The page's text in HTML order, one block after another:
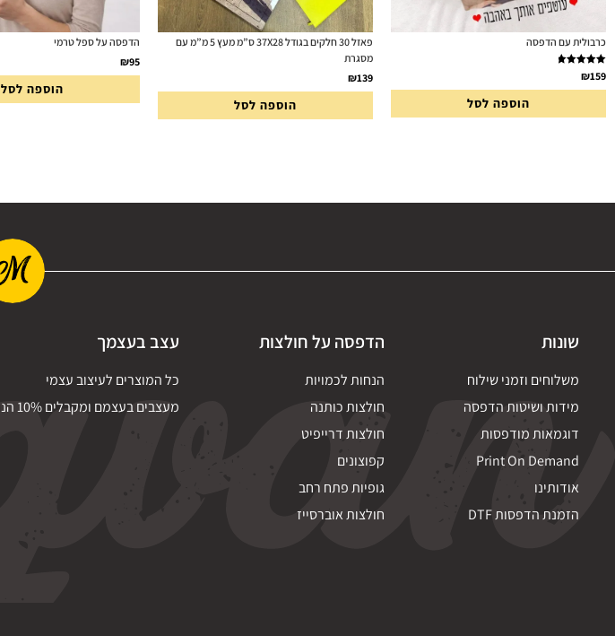
כרבולית עם הדפסה
דורג5.00
₪159
הוספה לסל
פאזל 30 חלקים בגודל 37X28 ס”מ מעץ 5 מ”מ עם
מסגרת
₪139
הוספה לסל
הדפסה על ספל טרמי
₪95
הוספה לסל
שונות
משלוחים וזמני שילוח
מידות ושיטות הדפסה
דוגמאות מודפסות
Print On Demand
אודותינו
הזמנת הדפסות DTF
הדפסה על חולצות
הנחות לכמויות
חולצות כותנה
חולצות דרייפיט
קפוצונים
גופיות פתח רחב
חולצות אוברסייז
עצב בעצמך
כל המוצרים לעיצוב עצמי
מעצבים בעצמם ומקבלים 10% הנחה